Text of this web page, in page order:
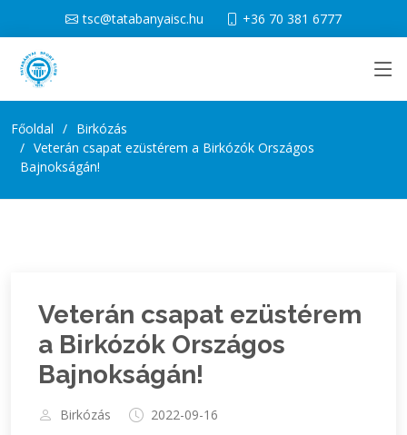
tsc@tatabanyaisc.hu +36 70 381 6777
Főoldal
Birkózás
Veterán csapat ezüstérem a Birkózók Országos
Bajnokságán!
Veterán csapat ezüstérem
a Birkózók Országos
Bajnokságán!
Birkózás 2022-09-16